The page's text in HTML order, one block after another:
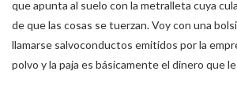
que apunta al suelo con la metralleta cuya
de que las cosas se tuerzan. Voy con una
llamarse salvoconductos emitidos por la
polvo y la paja es básicamente el dinero que